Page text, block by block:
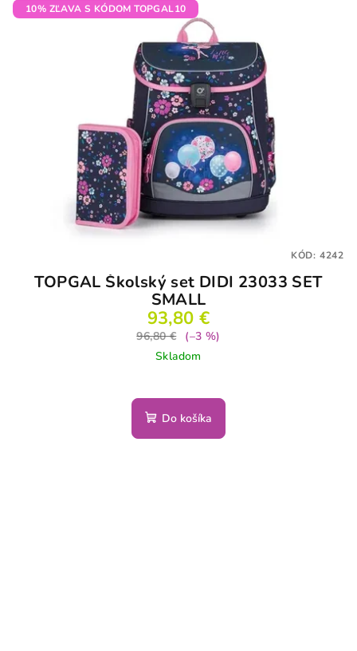
10% ZĽAVA S KÓDOM TOPGAL10
TOPGAL Školský set DIDI 23033 SET
SMALL
93,80 €
96,80 €
(–3 %)
Skladom
Do košíka
KÓD: 4242